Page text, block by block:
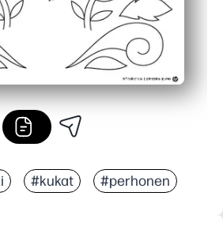
#kukat #perhonen